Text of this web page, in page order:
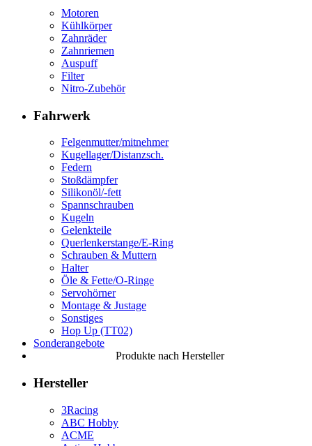
Motoren
Kühlkörper
Zahnräder
Zahnriemen
Auspuff
Filter
Nitro-Zubehör
Fahrwerk
Felgenmutter/mitnehmer
Kugellager/Distanzsch.
Federn
Stoßdämpfer
Silikonöl/-fett
Spannschrauben
Kugeln
Gelenkteile
Querlenkerstange/E-Ring
Schrauben & Muttern
Halter
Öle & Fette/O-Ringe
Servohörner
Montage & Justage
Sonstiges
Hop Up (TT02)
Sonderangebote
Produkte nach Hersteller
Hersteller
3Racing
ABC Hobby
ACME